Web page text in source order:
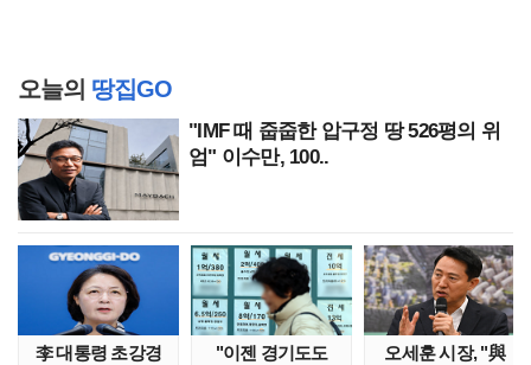
오늘의 땅집GO
"IMF 때 줍줍한 압구정 땅 526평의 위
엄" 이수만, 100..
李 대통령 초강경
"이젠 경기도도
오세훈 시장, "與